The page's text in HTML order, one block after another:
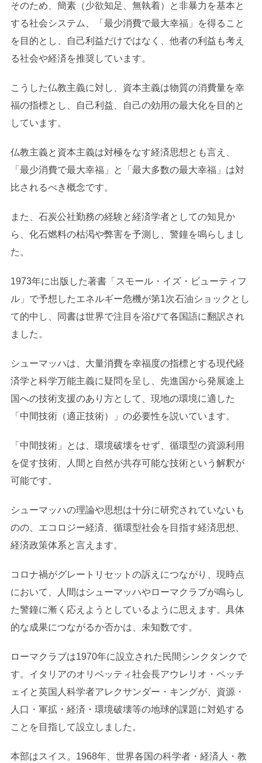
そのため、簡素（少欲知足、無執着）と非暴力を基本と
する社会システム、「最少消費で最大幸福」を得ること
を目的とし、自己利益だけではなく、他者の利益も考え
る社会や経済を推奨しています。
こうした仏教主義に対し、資本主義は物質の消費量を幸
福の指標とし、自己利益、自己の効用の最大化を目的と
しています。
仏教主義と資本主義は対極をなす経済思想とも言え、
「最少消費で最大幸福」と「最大多数の最大幸福」は対
比されるべき概念です。
また、石炭公社勤務の経験と経済学者としての知見か
ら、化石燃料の枯渇や弊害を予測し、警鐘を鳴らしまし
た。
1973年に出版した著書「スモール・イズ・ビューティフ
ル」で予想したエネルギー危機が第1次石油ショックとし
て的中し、同書は世界で注目を浴びて各国語に翻訳され
ました。
シューマッハは、大量消費を幸福度の指標とする現代経
済学と科学万能主義に疑問を呈し、先進国から発展途上
国への技術支援のあり方として、現地の環境に適した
「中間技術（適正技術）」の必要性を説いています。
「中間技術」とは、環境破壊をせず、循環型の資源利用
を促す技術、人間と自然が共存可能な技術という解釈が
可能です。
シューマッハの理論や思想は十分に研究されていないも
のの、エコロジー経済、循環型社会を目指す経済思想、
経済政策体系と言えます。
コロナ禍がグレートリセットの訴えにつながり、現時点
において、人間はシューマッハやローマクラブが鳴らし
た警鐘に漸く応えようとしているように思えます。具体
的な成果につながるか否かは、未知数です。
ローマクラブは1970年に設立された民間シンクタンクで
す。イタリアのオリベッティ社会長アウレリオ・ペッチ
ェイと英国人科学者アレクサンダー・キングが、資源・
人口・軍拡・経済・環境破壊等の地球的課題に対処する
ことを目指して設立しました。
本部はスイス。1968年、世界各国の科学者・経済人・教